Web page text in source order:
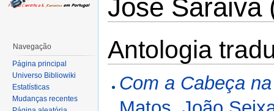
José Saraiva
Antologia
Com a Cabeça
Navegação
Página principal
Universo Bibliowiki
Estatísticas
Mudanças recentes